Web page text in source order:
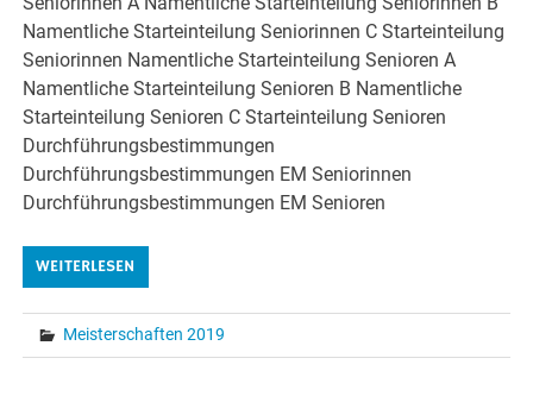
Namentliche Starteinteilung Seniorinnen C Starteinteilung
Seniorinnen Namentliche Starteinteilung Senioren A
Namentliche Starteinteilung Senioren B Namentliche
Starteinteilung Senioren C Starteinteilung Senioren
Durchführungsbestimmungen
Durchführungsbestimmungen EM Seniorinnen
Durchführungsbestimmungen EM Senioren
WEITERLESEN
Meisterschaften 2019